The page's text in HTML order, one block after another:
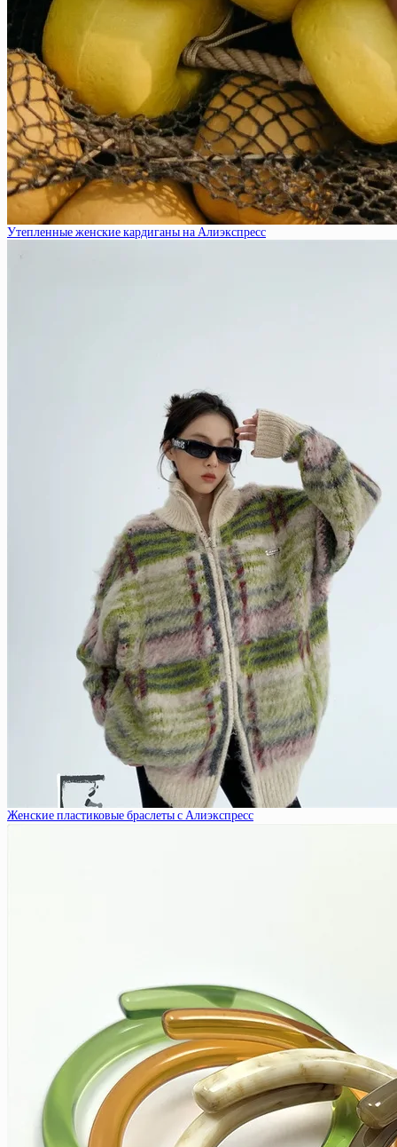
Утепленные женские кардиганы на Алиэкспресс
Женские пластиковые браслеты с Алиэкспресс